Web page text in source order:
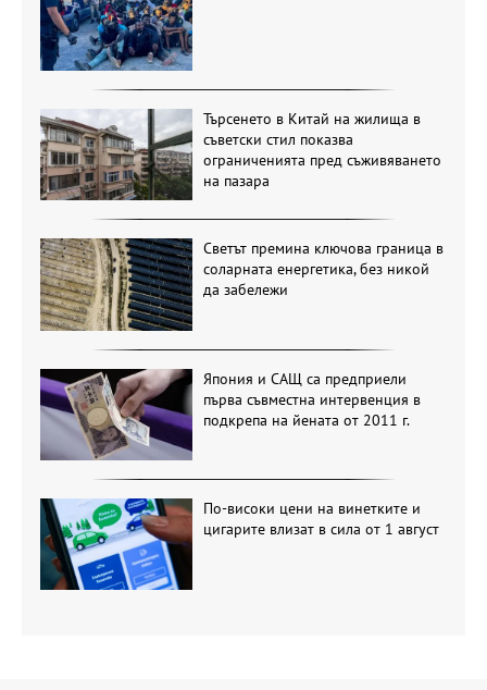
Търсенето в Китай на жилища в
съветски стил показва
ограниченията пред съживяването
на пазара
Светът премина ключова граница в
соларната енергетика, без никой
да забележи
Япония и САЩ са предприели
първа съвместна интервенция в
подкрепа на йената от 2011 г.
По-високи цени на винетките и
цигарите влизат в сила от 1 август